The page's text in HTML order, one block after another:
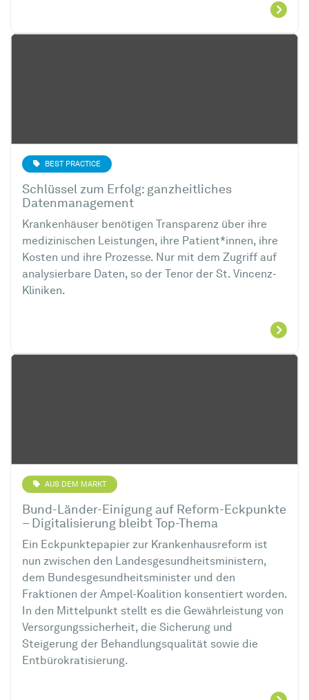
BEST PRACTICE
Schlüssel zum Erfolg: ganzheitliches
Datenmanagement
Krankenhäuser benötigen Transparenz über ihre
medizinischen Leistungen, ihre Patient*innen, ihre
Kosten und ihre Prozesse. Nur mit dem Zugriff auf
analysierbare Daten, so der Tenor der St. Vincenz-
Kliniken.
AUS DEM MARKT
Bund-Länder-Einigung auf Reform-Eckpunkte
– Digitalisierung bleibt Top-Thema
Ein Eckpunktepapier zur Krankenhausreform ist
nun zwischen den Landesgesundheitsministern,
dem Bundesgesundheitsminister und den
Fraktionen der Ampel-Koalition konsentiert worden.
In den Mittelpunkt stellt es die Gewährleistung von
Versorgungssicherheit, die Sicherung und
Steigerung der Behandlungsqualität sowie die
Entbürokratisierung.